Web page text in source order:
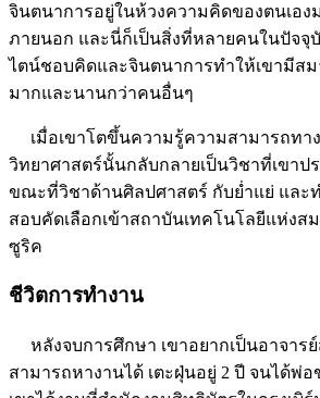
จินตนาการอยู่ในห้วงความคิดของตนเอง
ภายนอก และนี่ก็เป็นสิ่งที่หลายคนในปัจจุ
ไตน์ชอบคิดและจินตนาการทำให้เขามีสม
มากและนานกว่าคนอื่นๆ
เมื่อเขาโตขึ้นความรู้ความสามารถทา
วิทยาศาสตร์นั้นกลับกลายเป็นวิชาที่เขาป
ขณะที่วิชาด้านศิลปศาสตร์ กับย่ำแย่ และ
สอบคัดเลือกเข้าสถาบันเทคโนโลยีแห่งส
ซูริค
ชีวิตการทำงาน
หลังจบการศึกษา เขาอยากเป็นอาจาร
สามารถหางานได้ เตะฝุ่นอยู่ 2 ปี จนได้พ่